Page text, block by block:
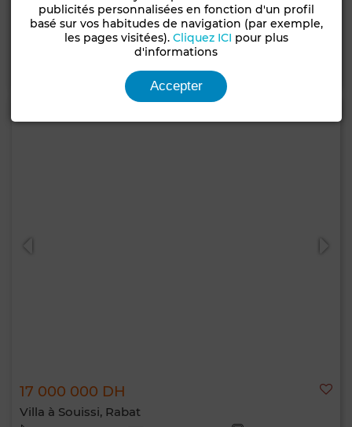
740 m² 5 Ch. 4 Sdb.
17 000 000 DH
Villa à Souissi, Rabat
publicités personnalisées en fonction d'un profil
basé sur vos habitudes de navigation (par exemple,
les pages visitées). Cliquez ICI pour plus
d'informations
Accepter